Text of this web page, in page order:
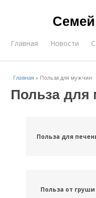
Главная Новости
Главная » Польза для мужчин
Польза для
Польза для
Польза от груши